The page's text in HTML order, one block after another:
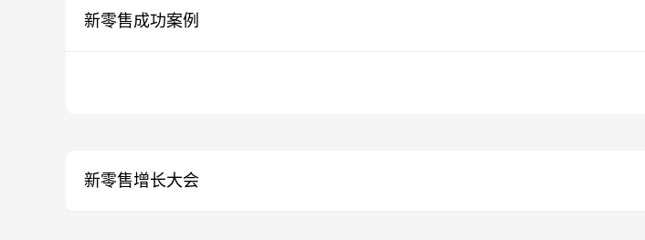
新零售成功案例
新零售增长大会